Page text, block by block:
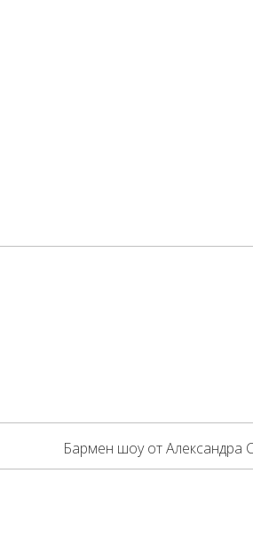
Бармен шоу от Александра